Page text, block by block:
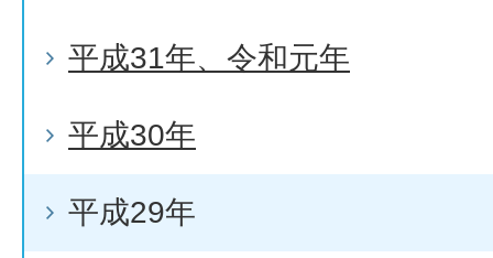
平成31年、令和元年
平成30年
平成29年